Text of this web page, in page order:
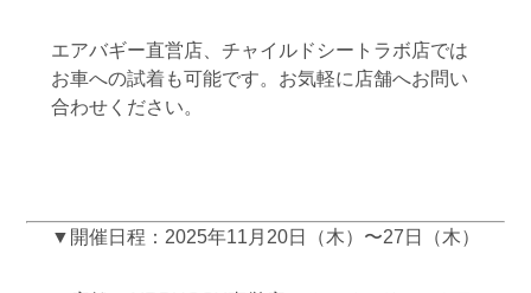
エアバギー直営店、チャイルドシートラボ店では
お車への試着も可能です。お気軽に店舗へお問い
合わせください。
▼開催日程：2025年11月20日（木）〜27日（木）